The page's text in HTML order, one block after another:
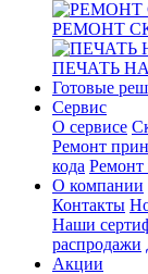
РЕМОНТ
ПЕЧАТЬ
Готовые
Сервис
О сервисе
Ремонт
кода Ремонт
О компании
Контакты
Наши
распродажи
Акции